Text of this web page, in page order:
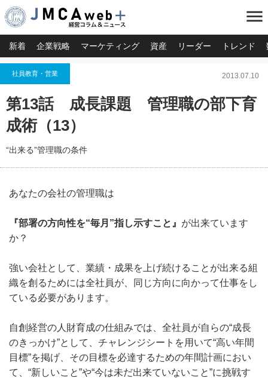
menu
新着 企業戦略 マーケティング 資産 リーダー トレンド
社員教育・営業 2013.07.10
第13話 成長課題 管理職の部下育
成術（13）
“出来る”管理職の条件
あなたの会社の管理職は
『部署の方向性を“毎月”指し示すこと』 が出来ています
か？
強い会社として、業績・成果を上げ続けることが出来る組
織を創るためには全社員が、同じ方向に向かって仕事をし
ている必要があります。
自創経営の人財育成の仕組みでは、全社員が自らの“成長
のきっかけ”として、チャレンジシートを用いて“高い年間
目標”を掲げ、その目標を必達するための年間計画におい
て、“新しいこと”や“今は未だ出来ていないこと”に挑戦す